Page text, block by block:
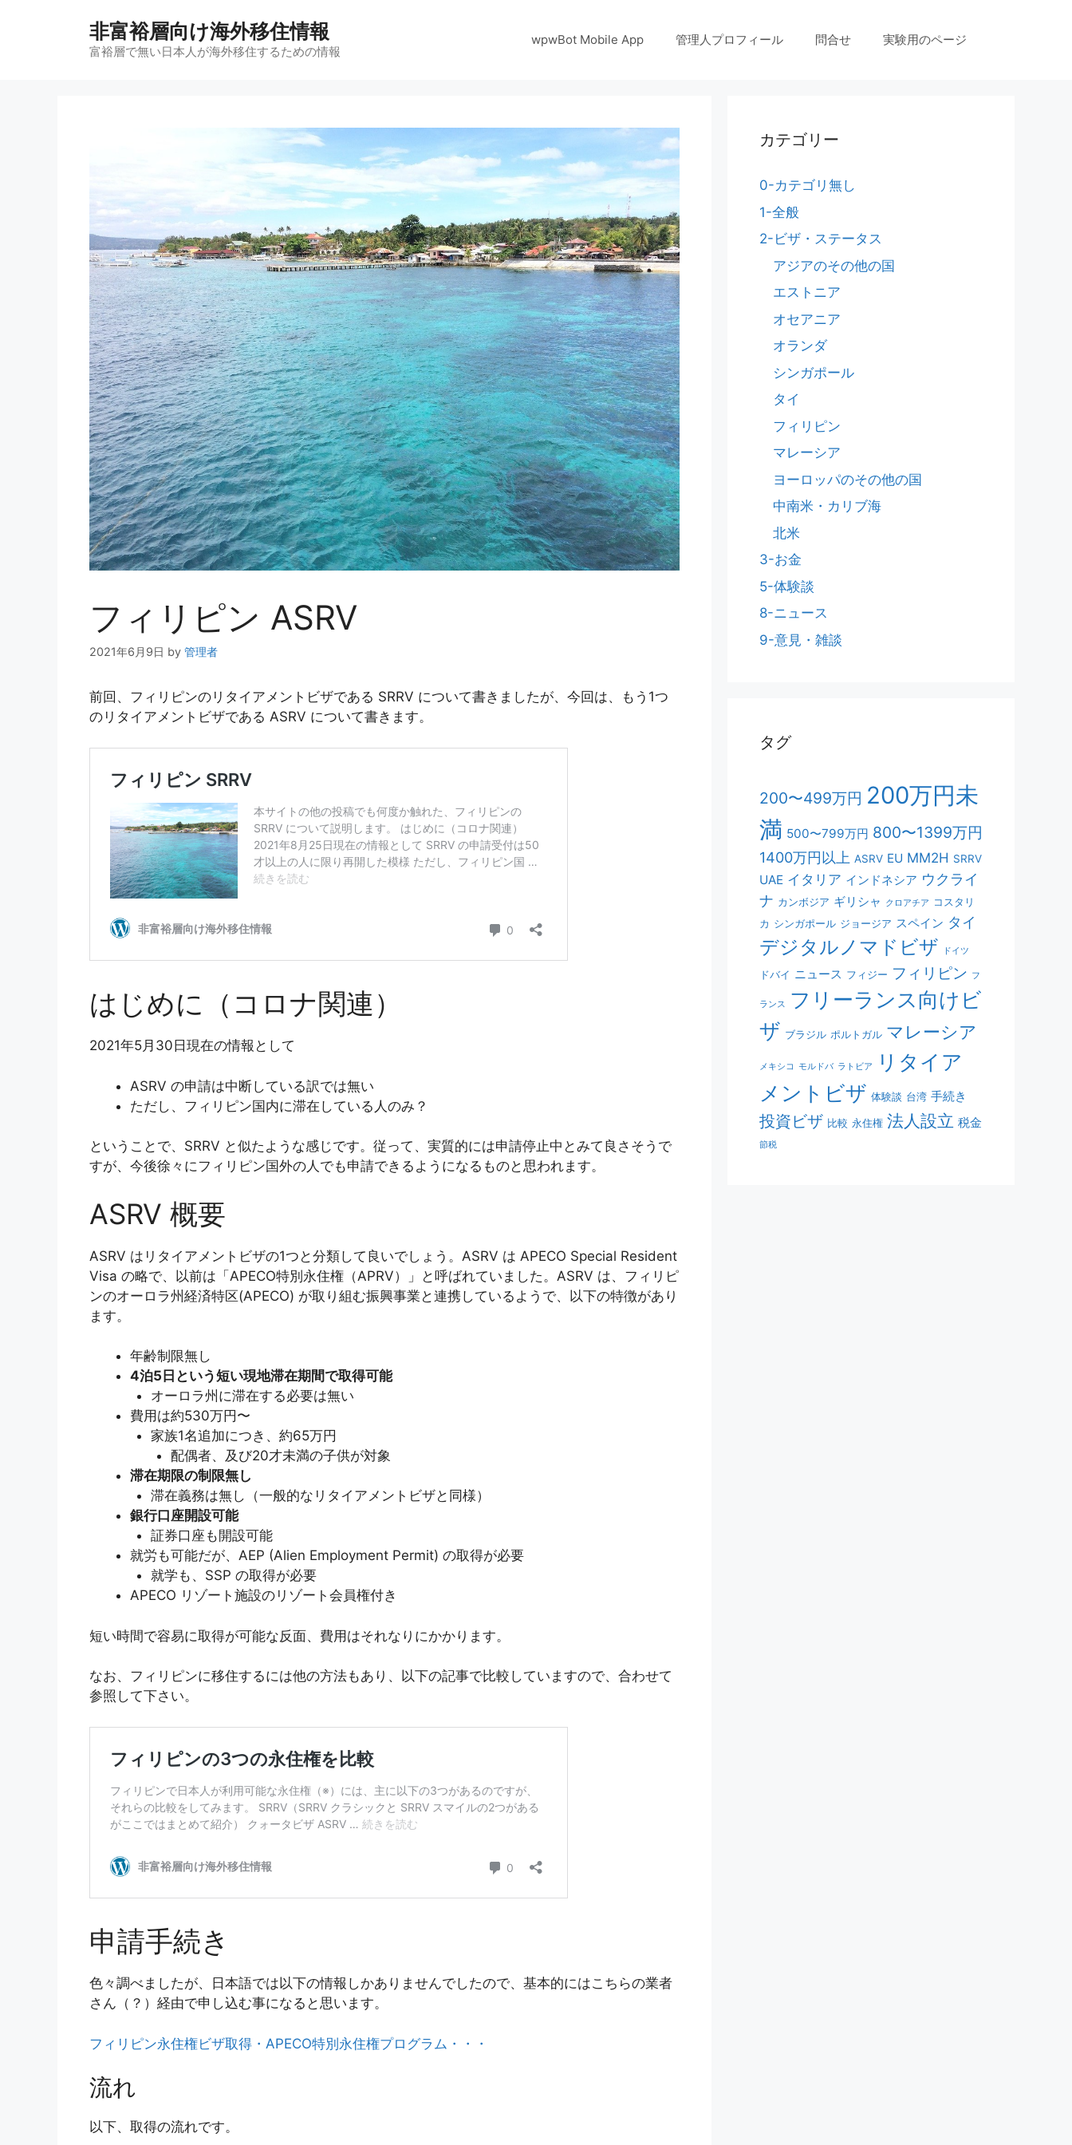
非富裕層向け海外移住情報
富裕層で無い日本人が海外移住するための情報
wpwBot Mobile App 管理人プロフィール 問合せ 実験用のページ
フィリピン ASRV
2021年6月9日 by 管理者
前回、フィリピンのリタイアメントビザである SRRV について書きましたが、今回は、もう1つ
のリタイアメントビザである ASRV について書きます。
はじめに（コロナ関連）
2021年5月30日現在の情報として
ASRV の申請は中断している訳では無い
ただし、フィリピン国内に滞在している人のみ？
ということで、SRRV と似たような感じです。従って、実質的には申請停止中とみて良さそうで
すが、今後徐々にフィリピン国外の人でも申請できるようになるものと思われます。
ASRV 概要
ASRV はリタイアメントビザの1つと分類して良いでしょう。ASRV は APECO Special Resident
Visa の略で、以前は「APECO特別永住権（APRV）」と呼ばれていました。ASRV は、フィリピ
ンのオーロラ州経済特区(APECO) が取り組む振興事業と連携しているようで、以下の特徴があり
ます。
年齢制限無し
4泊5日という短い現地滞在期間で取得可能
オーロラ州に滞在する必要は無い
費用は約530万円〜
家族1名追加につき、約65万円
配偶者、及び20才未満の子供が対象
滞在期限の制限無し
滞在義務は無し（一般的なリタイアメントビザと同様）
銀行口座開設可能
証券口座も開設可能
就労も可能だが、AEP (Alien Employment Permit) の取得が必要
就学も、SSP の取得が必要
APECO リゾート施設のリゾート会員権付き
短い時間で容易に取得が可能な反面、費用はそれなりにかかります。
なお、フィリピンに移住するには他の方法もあり、以下の記事で比較していますので、合わせて
参照して下さい。
申請手続き
色々調べましたが、日本語では以下の情報しかありませんでしたので、基本的にはこちらの業者
さん（？）経由で申し込む事になると思います。
フィリピン永住権ビザ取得・APECO特別永住権プログラム・・・
流れ
以下、取得の流れです。
カテゴリー
0-カテゴリ無し
1-全般
2-ビザ・ステータス
アジアのその他の国
エストニア
オセアニア
オランダ
シンガポール
タイ
フィリピン
マレーシア
ヨーロッパのその他の国
中南米・カリブ海
北米
3-お金
5-体験談
8-ニュース
9-意見・雑談
タグ
200〜499万円 200万円未
満 500〜799万円 800〜1399万円
1400万円以上 ASRV EU MM2H SRRV
UAE イタリア インドネシア ウクライ
ナ カンボジア ギリシャ クロアチア
コスタリ
カ シンガポール ジョージア スペイン タイ
デジタルノマドビザ ドイツ
ドバイ ニュース フィジー フィリピン フ
ランス
フリーランス向けビ
ザ ブラジル ポルトガル マレーシア
メキシコ モルドバ ラトビア
リタイア
メントビザ 体験談 台湾 手続き
投資ビザ 比較 永住権 法人設立 税金
節税